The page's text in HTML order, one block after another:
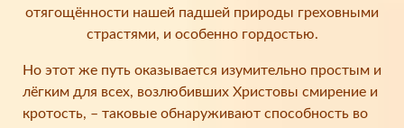
отягощённости нашей падшей природы греховными
страстями, и особенно гордостью.
Но этот же путь оказывается изумительно простым и
лёгким для всех, возлюбивших Христовы смирение и
кротость, – таковые обнаруживают способность во